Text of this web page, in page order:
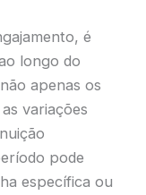
é
longo do
apenas os
variações
pode
específica ou